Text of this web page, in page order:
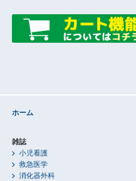
ホーム
雑誌
小児看護
救急医学
消化器外科